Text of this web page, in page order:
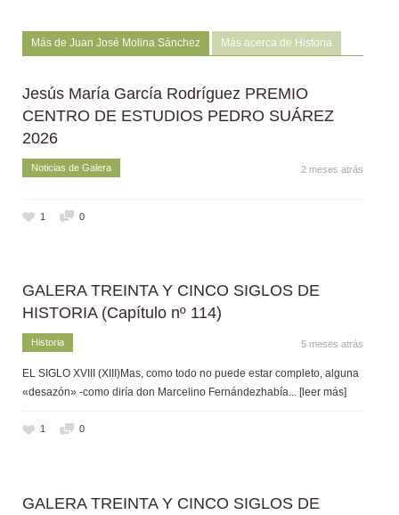
Más de Juan José Molina Sánchez Más acerca de Historia
Jesús María García Rodríguez PREMIO
CENTRO DE ESTUDIOS PEDRO SUÁREZ
2026
Noticias de Galera 2 meses atrás
1 0
GALERA TREINTA Y CINCO SIGLOS DE
HISTORIA (Capítulo nº 114)
Historia 5 meses atrás
EL SIGLO XVIII (XIII)Mas, como todo no puede estar completo, alguna
«desazón» -como diría don Marcelino Fernándezhabía... [leer más]
1 0
GALERA TREINTA Y CINCO SIGLOS DE